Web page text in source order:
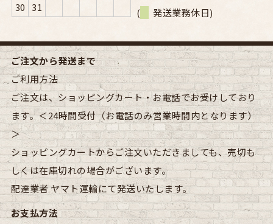
30 31
(
発送業務休日)
ご注文から発送まで
ご利用方法
ご注文は、ショッピングカート・お電話でお受けしており
ます。＜24時間受付（お電話のみ営業時間内となります）
＞
ショッピングカートからご注文いただきましても、売切も
しくは在庫切れの場合がございます。
配達業者 ヤマト運輸にて発送いたします。
お支払方法